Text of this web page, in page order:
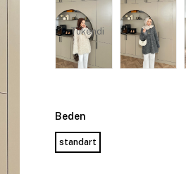
Tükendi
Beden
standart